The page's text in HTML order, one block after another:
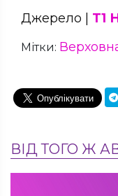
Джерело | Т1
Мітки:
ВІД ТОГО Ж